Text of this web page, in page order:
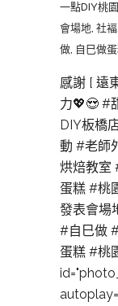
一點DIY桃
會場地, 社
做, 自巳做
感謝 [ 遠
力💖😍 #
DIY板橋
動 #老師
烘焙教室
蛋糕 #桃
發表會場
#自巳做
蛋糕 #桃